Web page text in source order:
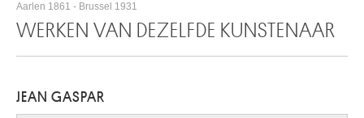
Aarlen 1861 - Brussel 1931
WERKEN VAN DEZELFDE KUNSTENAAR
JEAN GASPAR